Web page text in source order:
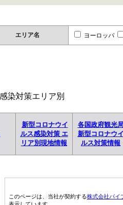
エリア名 ヨーロッパ
染対策エリア別
新型コロナウイ
ルス感染対策 エ
リア別現地情報
各国政府観光
新型コロナウ
ルス対策情報
このページは、当社が契約する株式会社パイ